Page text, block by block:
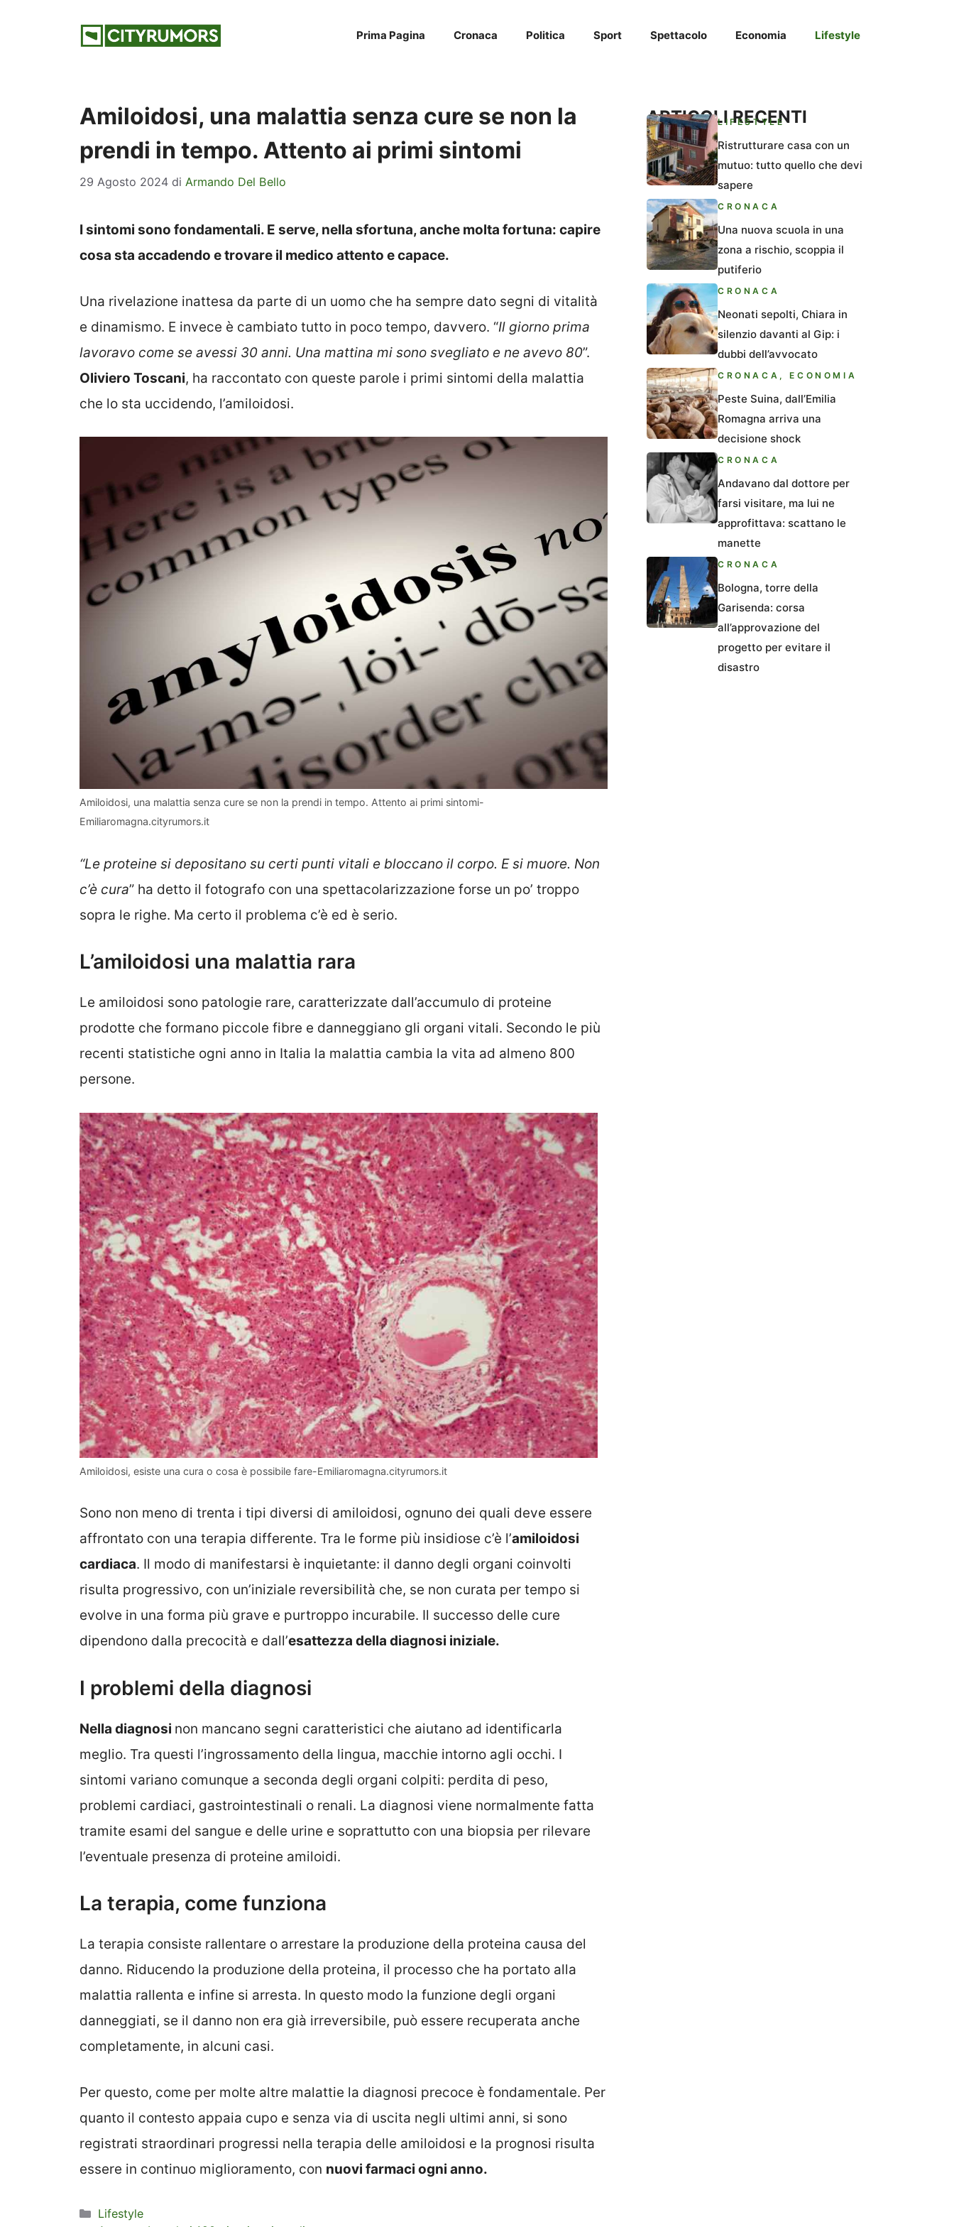
Prima Pagina Cronaca Politica Sport Spettacolo Economia Lifestyle
Amiloidosi, una malattia senza cure se non la
prendi in tempo. Attento ai primi sintomi
29 Agosto 2024 di Armando Del Bello
I sintomi sono fondamentali. E serve, nella sfortuna, anche molta fortuna: capire
cosa sta accadendo e trovare il medico attento e capace.
Una rivelazione inattesa da parte di un uomo che ha sempre dato segni di vitalità
e dinamismo. E invece è cambiato tutto in poco tempo, davvero. “Il giorno prima
lavoravo come se avessi 30 anni. Una mattina mi sono svegliato e ne avevo 80”.
Oliviero Toscani, ha raccontato con queste parole i primi sintomi della malattia
che lo sta uccidendo, l’amiloidosi.
Amiloidosi, una malattia senza cure se non la prendi in tempo. Attento ai primi sintomi-
Emiliaromagna.cityrumors.it
“Le proteine si depositano su certi punti vitali e bloccano il corpo. E si muore. Non
c’è cura” ha detto il fotografo con una spettacolarizzazione forse un po’ troppo
sopra le righe. Ma certo il problema c’è ed è serio.
L’amiloidosi una malattia rara
Le amiloidosi sono patologie rare, caratterizzate dall’accumulo di proteine
prodotte che formano piccole fibre e danneggiano gli organi vitali. Secondo le più
recenti statistiche ogni anno in Italia la malattia cambia la vita ad almeno 800
persone.
Amiloidosi, esiste una cura o cosa è possibile fare-Emiliaromagna.cityrumors.it
Sono non meno di trenta i tipi diversi di amiloidosi, ognuno dei quali deve essere
affrontato con una terapia differente. Tra le forme più insidiose c’è l’amiloidosi
cardiaca. Il modo di manifestarsi è inquietante: il danno degli organi coinvolti
risulta progressivo, con un’iniziale reversibilità che, se non curata per tempo si
evolve in una forma più grave e purtroppo incurabile. Il successo delle cure
dipendono dalla precocità e dall’esattezza della diagnosi iniziale.
I problemi della diagnosi
Nella diagnosi non mancano segni caratteristici che aiutano ad identificarla
meglio. Tra questi l’ingrossamento della lingua, macchie intorno agli occhi. I
sintomi variano comunque a seconda degli organi colpiti: perdita di peso,
problemi cardiaci, gastrointestinali o renali. La diagnosi viene normalmente fatta
tramite esami del sangue e delle urine e soprattutto con una biopsia per rilevare
l’eventuale presenza di proteine amiloidi.
La terapia, come funziona
La terapia consiste rallentare o arrestare la produzione della proteina causa del
danno. Riducendo la produzione della proteina, il processo che ha portato alla
malattia rallenta e infine si arresta. In questo modo la funzione degli organi
danneggiati, se il danno non era già irreversibile, può essere recuperata anche
completamente, in alcuni casi.
Per questo, come per molte altre malattie la diagnosi precoce è fondamentale. Per
quanto il contesto appaia cupo e senza via di uscita negli ultimi anni, si sono
registrati straordinari progressi nella terapia delle amiloidosi e la prognosi risulta
essere in continuo miglioramento, con nuovi farmaci ogni anno.
Categorie
Lifestyle
ARTICOLI RECENTI
LIFESTYLE
Ristrutturare casa con un
mutuo: tutto quello che devi
sapere
CRONACA
Una nuova scuola in una
zona a rischio, scoppia il
putiferio
CRONACA
Neonati sepolti, Chiara in
silenzio davanti al Gip: i
dubbi dell’avvocato
CRONACA ,ECONOMIA
Peste Suina, dall’Emilia
Romagna arriva una
decisione shock
CRONACA
Andavano dal dottore per
farsi visitare, ma lui ne
approfittava: scattano le
manette
CRONACA
Bologna, torre della
Garisenda: corsa
all’approvazione del
progetto per evitare il
disastro